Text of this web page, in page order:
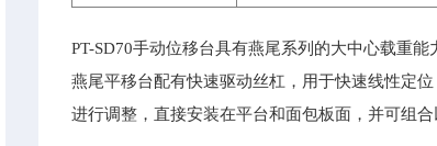
PT-SD70手动位移台具有燕尾系列的大中心载重
燕尾平移台配有快速驱动丝杠，用于快速线性定
进行调整，直接安装在平台和面包板面，并可组合